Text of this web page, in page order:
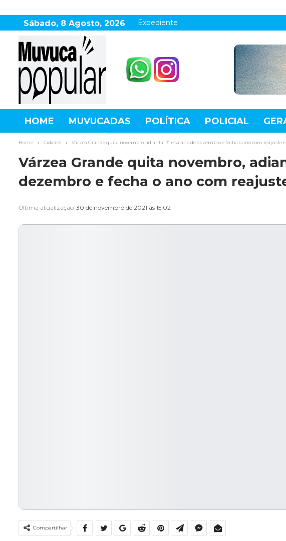
Sábado, 8 Agosto, 2026 Expediente
HOME MUVUCADAS POLÍTICA POLICIAL
AGRONEGÓCIO DESTAQUES ESPORTE MUNDO
Home Cidades Várzea Grande quita novembro, adianta 13º e salário de dezembro e fecha o ano com reajuste e
Várzea Grande quita novembro,
dezembro e fecha o ano com
Última atualização 30 de novembro de 2021 às 15:02
Compartilhar